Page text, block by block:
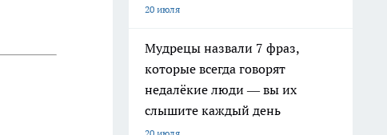
20 июля
Мудрецы назвали 7 фраз,
которые всегда говорят
недалёкие люди — вы их
слышите каждый день